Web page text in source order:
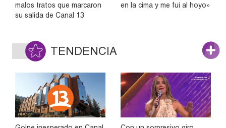
malos tratos que marcaron
su salida de Canal 13
en la cima y me fui al hoyo»
TENDENCIA